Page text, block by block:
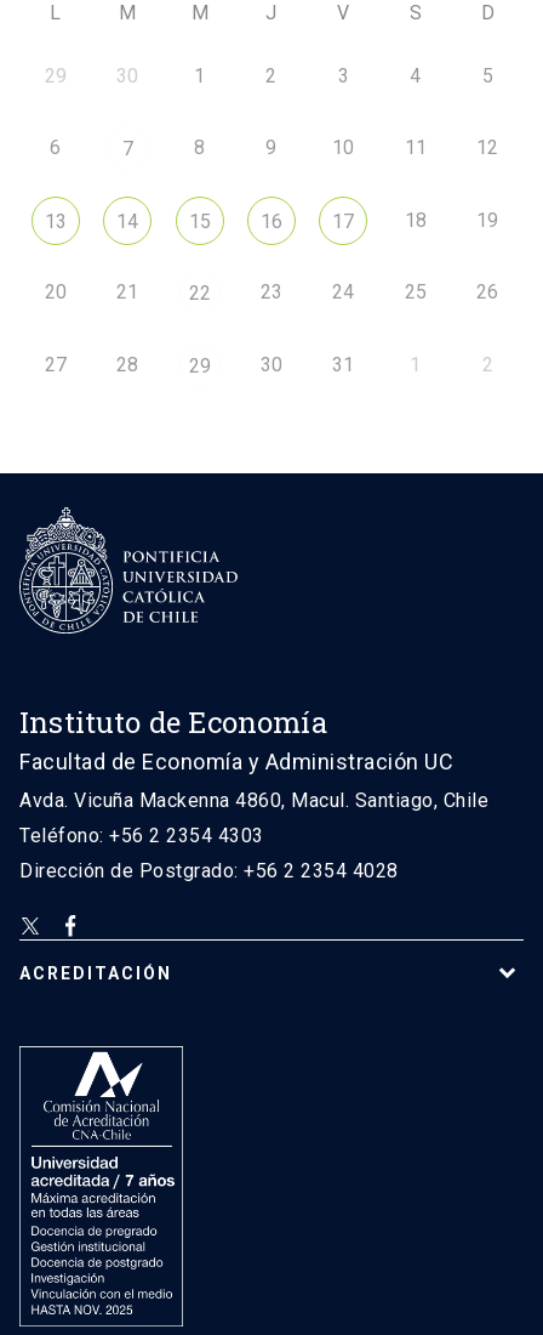
L M M J V S D
29 30 1 2 3 4 5
6 7 8 9 10 11 12
13 14 15 16 17 18 19
20 21 22 23 24 25 26
27 28 29 30 31 1 2
Instituto de Economía
Facultad de Economía y Administración UC
Avda. Vicuña Mackenna 4860, Macul. Santiago, Chile
Teléfono: +56 2 2354 4303
Dirección de Postgrado: +56 2 2354 4028
ACREDITACIÓN